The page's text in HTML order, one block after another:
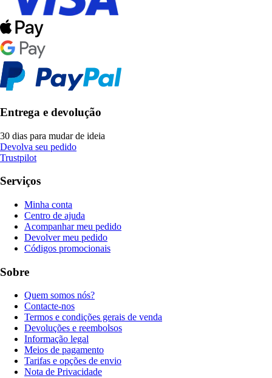
Entrega e devolução
30 dias para mudar de ideia
Devolva seu pedido
Trustpilot
Serviços
Minha conta
Centro de ajuda
Acompanhar meu pedido
Devolver meu pedido
Códigos promocionais
Sobre
Quem somos nós?
Contacte-nos
Termos e condições gerais de venda
Devoluções e reembolsos
Informação legal
Meios de pagamento
Tarifas e opções de envio
Nota de Privacidade